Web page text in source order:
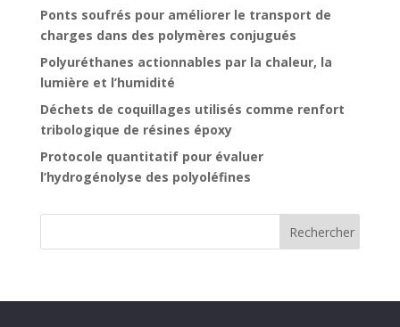
Ponts soufrés pour améliorer le transport de
charges dans des polymères conjugués
Polyuréthanes actionnables par la chaleur, la
lumière et l’humidité
Déchets de coquillages utilisés comme renfort
tribologique de résines époxy
Protocole quantitatif pour évaluer
l’hydrogénolyse des polyoléfines